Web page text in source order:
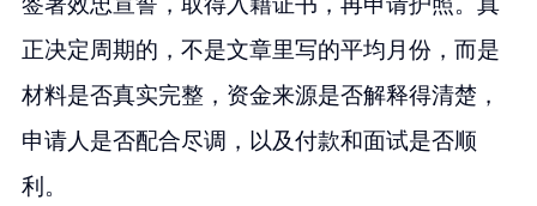
正决定周期的，不是文章里写的平均月份，而是
材料是否真实完整，资金来源是否解释得清楚，
申请人是否配合尽调，以及付款和面试是否顺
利。